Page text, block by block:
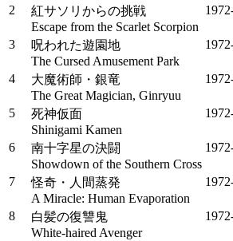
2
紅サソリからの挑戦
Escape from the Scarlet Scorpion
3
呪われた遊園地
The Cursed Amusement Park
4
大魔術師・銀竜
The Great Magician, Ginryuu
5
死神仮面
Shinigami Kamen
6
南十字星の決闘
Showdown of the Southern Cross
7
怪奇・人間蒸発
A Miracle: Human Evaporation
8
白髪の復讐鬼
White-haired Avenger